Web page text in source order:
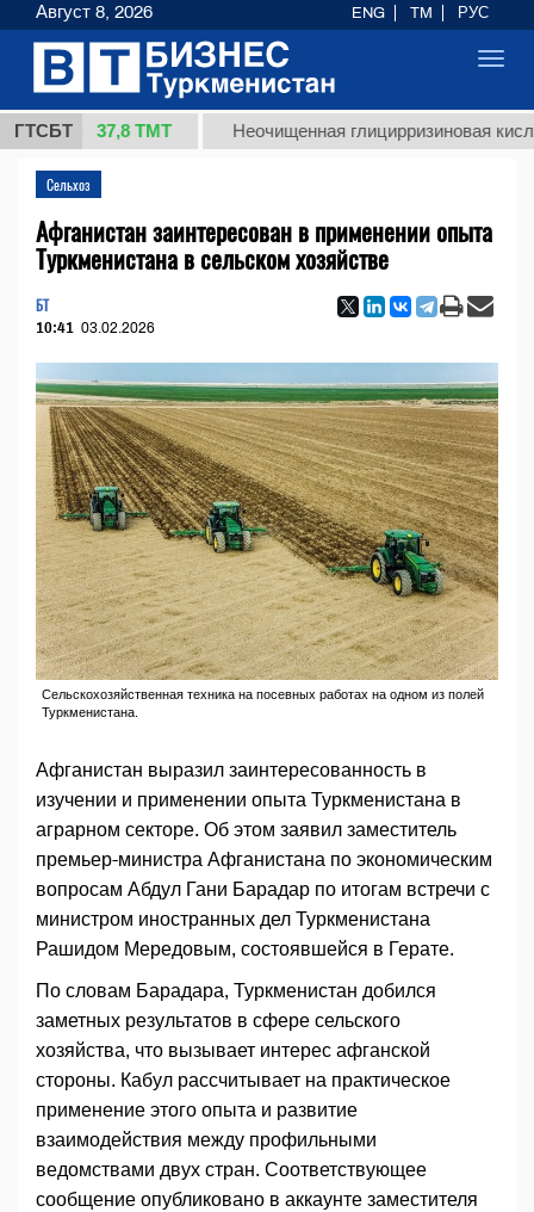
ГТСБТ
37,8 ТМТ Неочищенная глицирризиновая кислота
Сельхоз
Афганистан заинтересован в применении опыта
Туркменистана в сельском хозяйстве
БТ
10:41 03.02.2026
Сельскохозяйственная техника на посевных работах на одном из полей
Туркменистана.
Афганистан выразил заинтересованность в
изучении и применении опыта Туркменистана в
аграрном секторе. Об этом заявил заместитель
премьер-министра Афганистана по экономическим
вопросам Абдул Гани Барадар по итогам встречи с
министром иностранных дел Туркменистана
Рашидом Мередовым, состоявшейся в Герате.
По словам Барадара, Туркменистан добился
заметных результатов в сфере сельского
хозяйства, что вызывает интерес афганской
стороны. Кабул рассчитывает на практическое
применение этого опыта и развитие
взаимодействия между профильными
ведомствами двух стран. Соответствующее
сообщение опубликовано в аккаунте заместителя
Август 8, 2026 ENG TM РУС